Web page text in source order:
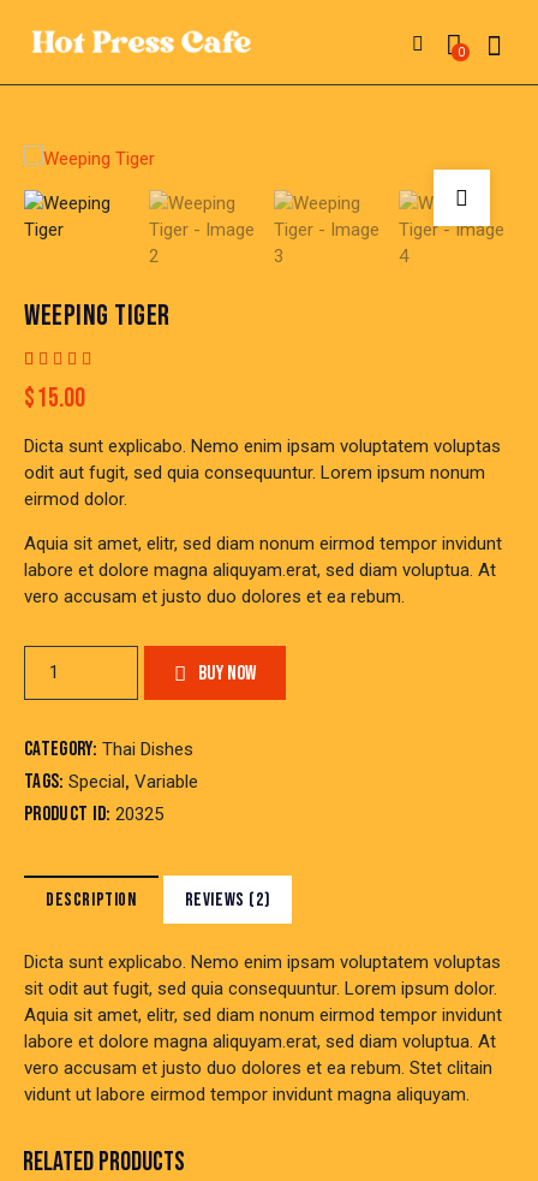
0
WEEPING TIGER
Rated
4.00
on
2
custom
ratings
$15.00
Dicta sunt explicabo. Nemo enim ipsam voluptatem voluptas
odit aut fugit, sed quia consequuntur. Lorem ipsum nonum
eirmod dolor.
Aquia sit amet, elitr, sed diam nonum eirmod tempor invidunt
labore et dolore magna aliquyam.erat, sed diam voluptua. At
vero accusam et justo duo dolores et ea rebum.
Tiger
BUY NOW
Category: Thai Dishes
Tags:Special, Variable
Product ID:20325
DESCRIPTION REVIEWS (2)
Dicta sunt explicabo. Nemo enim ipsam voluptatem voluptas
sit odit aut fugit, sed quia consequuntur. Lorem ipsum dolor.
Aquia sit amet, elitr, sed diam nonum eirmod tempor invidunt
labore et dolore magna aliquyam.erat, sed diam voluptua. At
vero accusam et justo duo dolores et ea rebum. Stet clitain
vidunt ut labore eirmod tempor invidunt magna aliquyam.
RELATED PRODUCTS